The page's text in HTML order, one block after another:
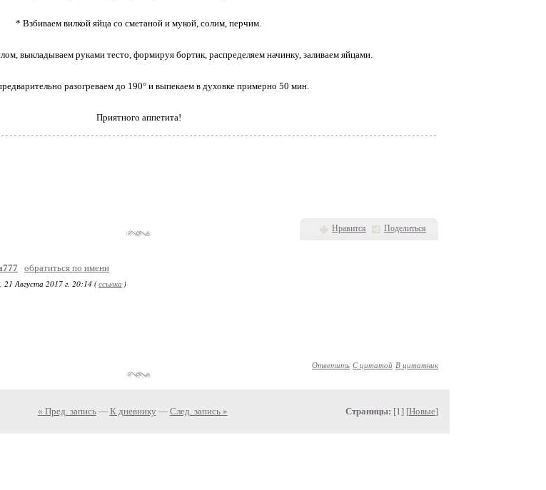
* Взбиваем вилкой яйца со сметаной и мукой, солим, перчим.
выкладываем руками тесто, формируя бортик, распределяем начинку, заливаем яйцами.
разогреваем до 190° и выпекаем в духовке примерно 50 мин.
Приятного аппетита!
Нравится Поделиться
обратиться по имени
21 Августа 2017 г. 20:14 (ссылка )
Ответить С цитатой В цитатник
« Пред. запись— К дневнику — След. запись » Страницы: [1] [Новые]